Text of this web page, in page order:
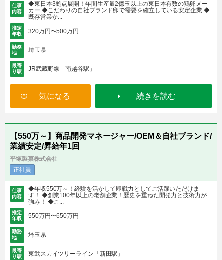
仕事
内容
◆東日本3拠点展開！年間生産量2億玉以上の東日本有数の鶏卵メー
カー ◆こだわりの自社ブランド卵で需要を確立している安定企業 ◆
既存営業か...
推定
年収
320万円〜500万円
勤務
地
埼玉県
最寄
り駅
JR武蔵野線「南越谷駅」
気になる 続きを読む
【550万～】商品開発マネージャー/OEM＆自社ブランド/
業績安定/昇給年1回
平塚製菓株式会社
正社員
仕事
内容
◆年収550万～！経験を活かして即戦力としてご活躍いただけま
す！ ◆創業100年以上の老舗企業！歴史を重ねた開発力と技術力が
強み！ ◆こ...
推定
年収
550万円〜650万円
勤務
地
埼玉県
最寄
り駅
東武スカイツリーライン「新田駅」